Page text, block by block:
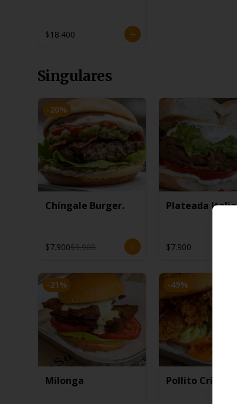
$18.400
Singulares
-20%
Chíngale Burger.
$7.900$9.900
Plateada Italia
$7.900
-21%
Milonga
-49%
Pollito Crispy